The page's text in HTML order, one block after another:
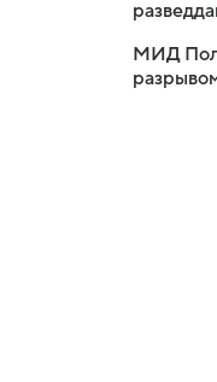
МИД